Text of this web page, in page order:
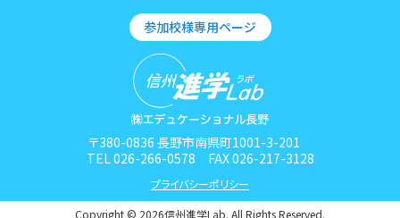
参加校様専用ページ
〒380-0836 長野市南県町1001-3-201
TEL 026-266-0578 FAX 026-217-3128
プライバシーポリシー
Copyright © 2026信州進学Lab. All Rights Reserved.